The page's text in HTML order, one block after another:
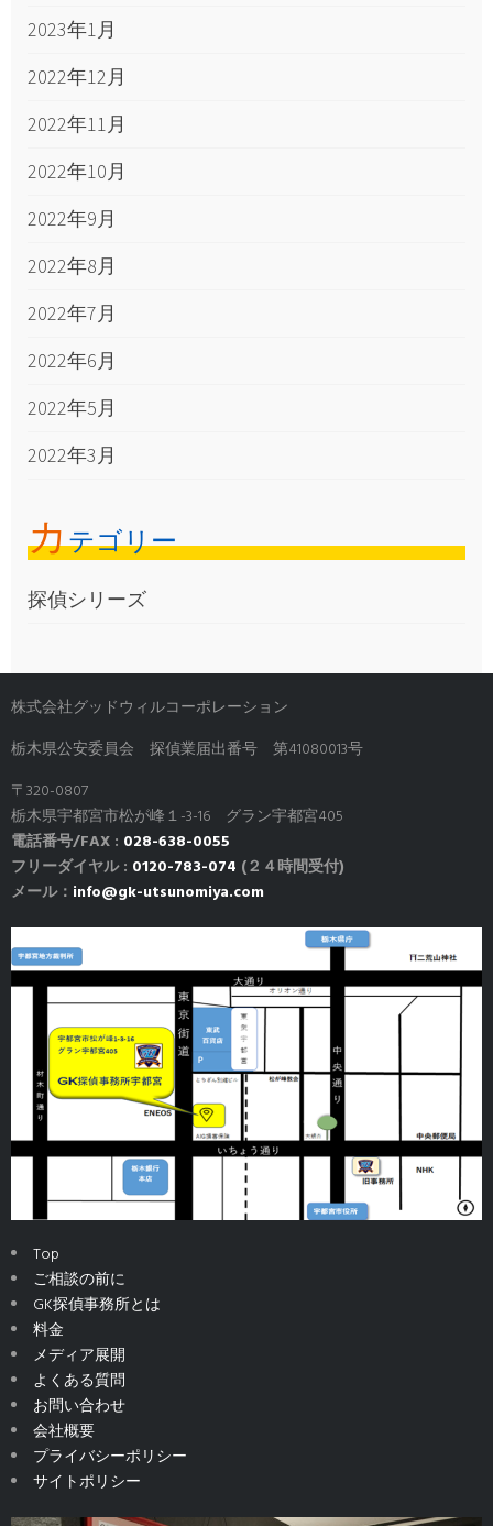
2023年1月
2022年12月
2022年11月
2022年10月
2022年9月
2022年8月
2022年7月
2022年6月
2022年5月
2022年3月
カテゴリー
探偵シリーズ
株式会社グッドウィルコーポレーション
栃木県公安委員会 探偵業届出番号 第41080013号
〒320-0807
栃木県宇都宮市松が峰１-3-16 グラン宇都宮405
電話番号/FAX : 028-638-0055
フリーダイヤル : 0120-783-074 (２４時間受付)
メール： info@gk-utsunomiya.com
Top
ご相談の前に
GK探偵事務所とは
料金
メディア展開
よくある質問
お問い合わせ
会社概要
プライバシーポリシー
サイトポリシー